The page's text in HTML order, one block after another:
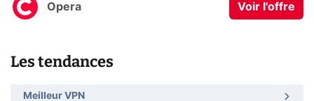
Opera Voir l'offre
Les tendances
Meilleur VPN